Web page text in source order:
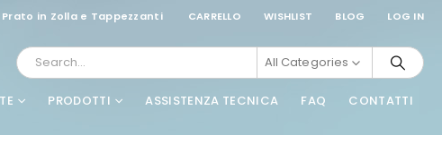
in Zolla e Tappezzanti CARRELLO WISHLIST BLOG LOG IN
All Categories
PRODOTTI ASSISTENZA TECNICA FAQ CONTATTI